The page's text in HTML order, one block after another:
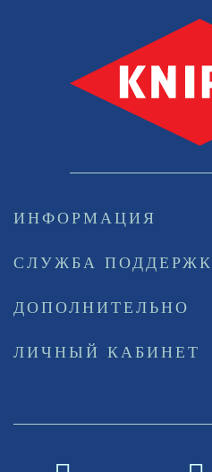
ИНФОРМАЦИЯ
СЛУЖБА
ДОПОЛНИТЕЛЬНО
ЛИЧНЫЙ КАБИНЕТ